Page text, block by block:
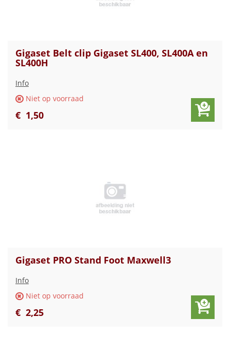
Gigaset Belt clip Gigaset SL400, SL400A en
SL400H
Info
Niet op voorraad
€ 1,50
Gigaset PRO Stand Foot Maxwell3
Info
Niet op voorraad
€ 2,25